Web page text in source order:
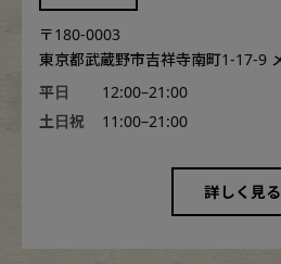
〒180-0003
東京都武蔵野市吉祥寺南町1-17-9
平日
12:00–21:00
土日祝
11:00–21:00
詳しく見る